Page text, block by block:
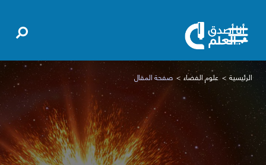
الرئيسية علوم الفضاء صفحة المقال